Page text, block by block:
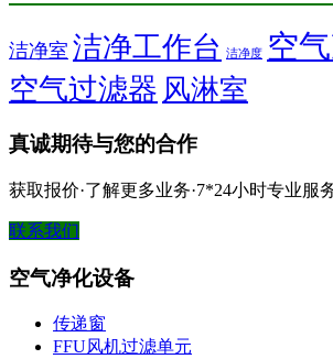
洁净室 洁净工作台 洁净度 空
空气过滤器 风淋室
真诚期待与您的合作
获取报价·了解更多业务·7*24小时专业服
联系我们
空气净化设备
传递窗
FFU风机过滤单元